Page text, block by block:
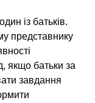
із батьків.
представнику
якщо батьки за
завдання